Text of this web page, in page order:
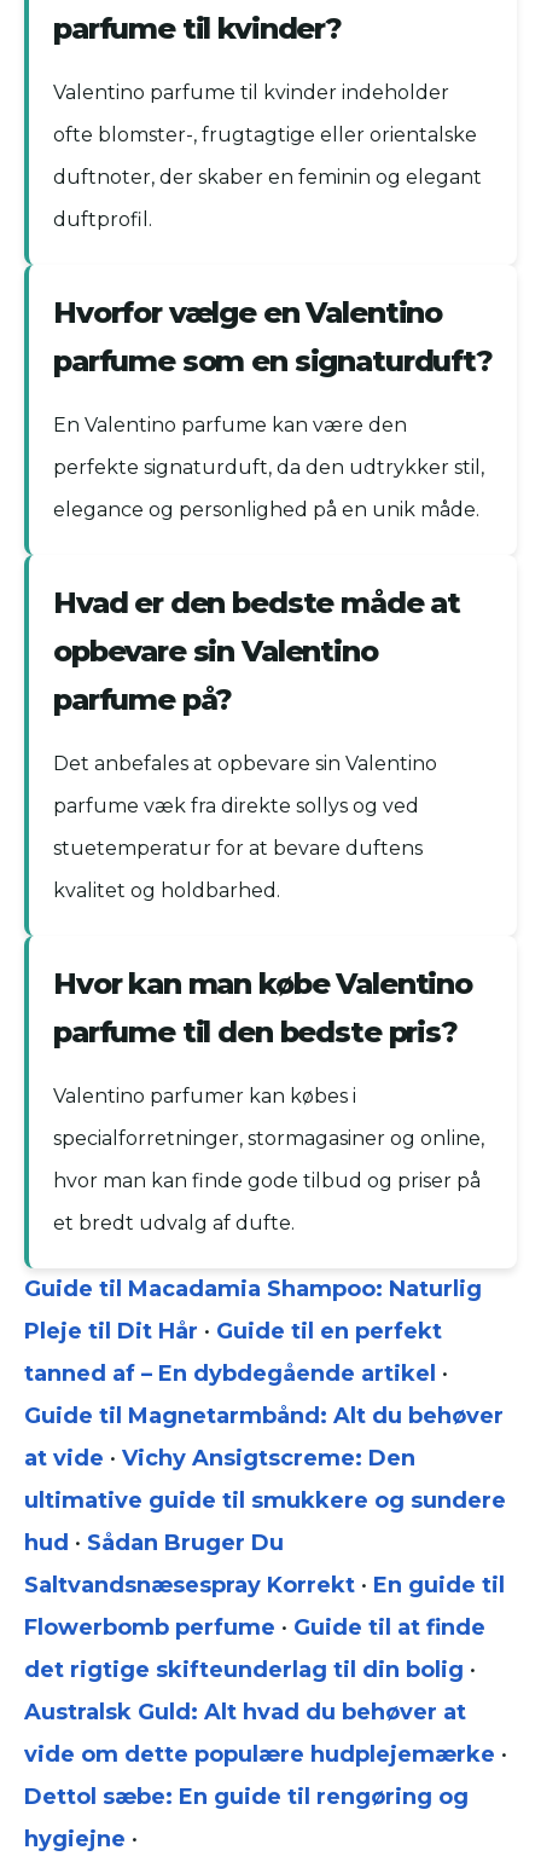
parfume til kvinder?
Valentino parfume til kvinder indeholder
ofte blomster-, frugtagtige eller orientalske
duftnoter, der skaber en feminin og elegant
duftprofil.
Hvorfor vælge en Valentino
parfume som en signaturduft?
En Valentino parfume kan være den
perfekte signaturduft, da den udtrykker stil,
elegance og personlighed på en unik måde.
Hvad er den bedste måde at
opbevare sin Valentino
parfume på?
Det anbefales at opbevare sin Valentino
parfume væk fra direkte sollys og ved
stuetemperatur for at bevare duftens
kvalitet og holdbarhed.
Hvor kan man købe Valentino
parfume til den bedste pris?
Valentino parfumer kan købes i
specialforretninger, stormagasiner og online,
hvor man kan finde gode tilbud og priser på
et bredt udvalg af dufte.
Guide til Macadamia Shampoo: Naturlig
Pleje til Dit Hår • Guide til en perfekt
tanned af – En dybdegående artikel •
Guide til Magnetarmbånd: Alt du behøver
at vide • Vichy Ansigtscreme: Den
ultimative guide til smukkere og sundere
hud • Sådan Bruger Du
Saltvandsnæsespray Korrekt • En guide til
Flowerbomb perfume • Guide til at finde
det rigtige skifteunderlag til din bolig •
Australsk Guld: Alt hvad du behøver at
vide om dette populære hudplejemærke •
Dettol sæbe: En guide til rengøring og
hygiejne •